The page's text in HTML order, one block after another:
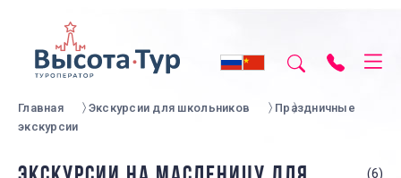
Главная Экскурсии для школьников
Праздничные
экскурсии
(6)